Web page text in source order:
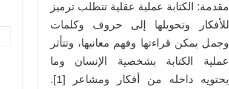
شخصية
طلابك
من
أعمالهم
الكتابية
مغلقة
مقدمة: الكتابة عملية عقلية تتطلب ترميز
للأفكار وتحويلها إلى حروف وكلمات
وجمل يمكن قراءتها وفهم معانيها، وتتأثر
عملية الكتابة بشخصية الإنسان وما
يحتويه داخله من أفكار ومشاعر [1].